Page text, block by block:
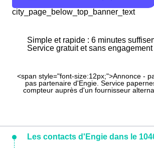
city_page_below_top_banner_text
Simple et rapide : 6 minutes
Service gratuit et sans engagement
<span style="font-size:12px;">Annonce -
pas partenaire d'Engie. Service
compteur auprès d'un fournisseur
Les contacts d'Engie dans le